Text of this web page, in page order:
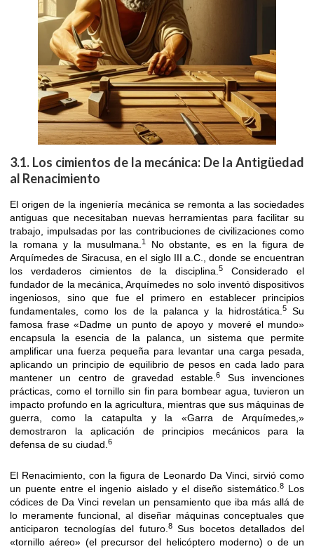
3.1. Los cimientos de la mecánica: De la Antigüedad
al Renacimiento
El origen de la ingeniería mecánica se remonta a las sociedades
antiguas que necesitaban nuevas herramientas para facilitar su
trabajo, impulsadas por las contribuciones de civilizaciones como
la romana y la musulmana.1No obstante, es en la figura de
Arquímedes de Siracusa, en el siglo III a.C., donde se encuentran
los verdaderos cimientos de la disciplina.5
Considerado el
fundador de la mecánica, Arquímedes no solo inventó dispositivos
ingeniosos, sino que fue el primero en establecer principios
fundamentales, como los de la palanca y la hidrostática.5Su
famosa frase «Dadme un punto de apoyo y moveré el mundo»
encapsula la esencia de la palanca, un sistema que permite
amplificar una fuerza pequeña para levantar una carga pesada,
aplicando un principio de equilibrio de pesos en cada lado para
mantener un centro de gravedad estable.6
Sus invenciones
prácticas, como el tornillo sin fin para bombear agua, tuvieron un
impacto profundo en la agricultura, mientras que sus máquinas de
guerra, como la catapulta y la «Garra de Arquímedes,»
demostraron la aplicación de principios mecánicos para la
defensa de su ciudad.6
El Renacimiento, con la figura de Leonardo Da Vinci, sirvió como
un puente entre el ingenio aislado y el diseño sistemático.8Los
códices de Da Vinci revelan un pensamiento que iba más allá de
lo meramente funcional, al diseñar máquinas conceptuales que
anticiparon tecnologías del futuro.8Sus bocetos detallados del
«tornillo aéreo» (el precursor del helicóptero moderno) o de un